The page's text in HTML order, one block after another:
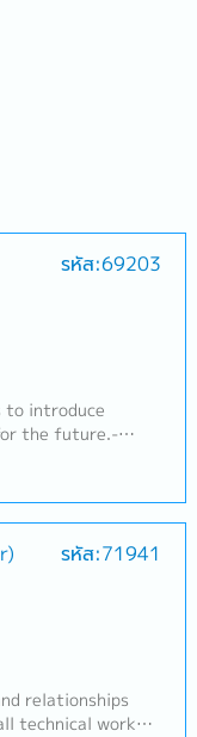
รหัส:69203
to introduce
the future.-
Monitor RFQ
analyze
as the point of
teams (both
and manage
Analyze forecast
Prepare
Monitor and
all related
รหัส:71941
relationships
technical work